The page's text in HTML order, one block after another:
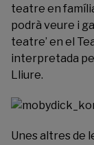
teatre en
podrà veure i
teatre’ en el
interpretada
Lliure.
Unes altres de